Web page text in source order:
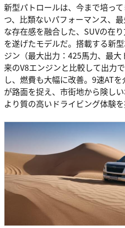
新型パトロールは、今まで培っ
つ、比類ないパフォーマンス、
な存在感を融合した、SUVの在
を遂げたモデルだ。搭載する新
ジン（最大出力：425馬力、最
来のV8エンジンと比較して出力
し、燃費も大幅に改善。9速AT
が路面を捉え、市街地から険し
より質の高いドライビング体験を